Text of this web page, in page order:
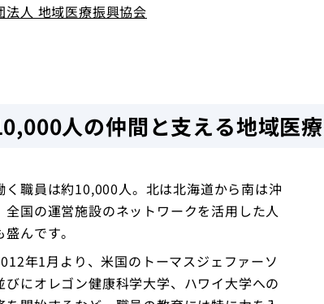
法人 地域医療振興協会
人の仲間と支える地域医療
く職員は約10,000人。北は北海道から南は沖
全国の運営施設のネットワークを活用した人
んです。
年1月より、米国のトーマスジェファーソ
びにオレゴン健康科学大学、ハワイ大学への